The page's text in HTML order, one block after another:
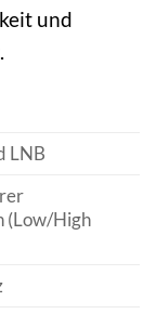
und
LNB
(Low/High